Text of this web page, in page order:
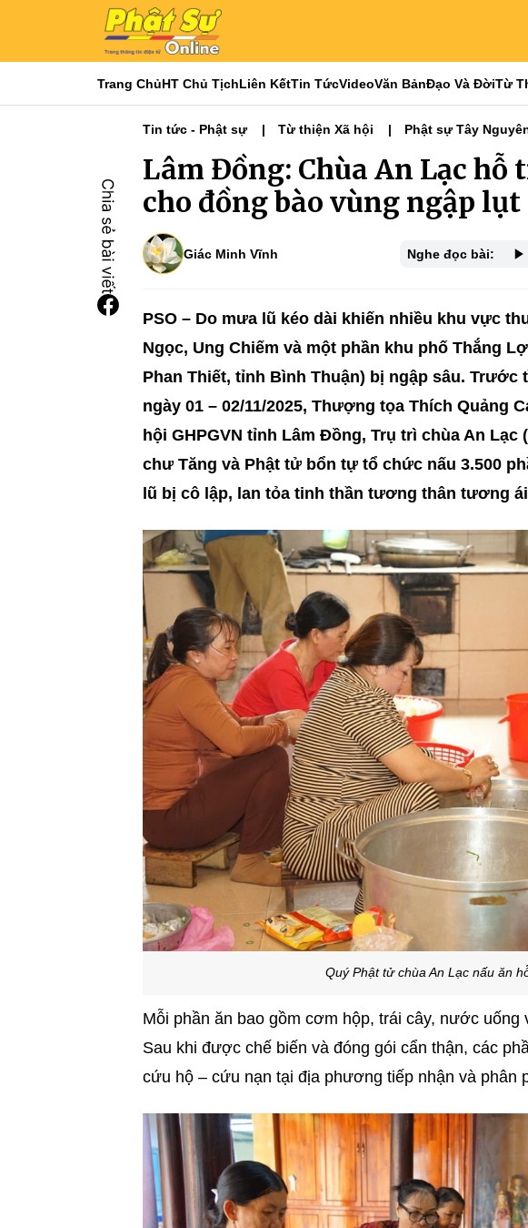
Trang ChủHT Chủ TịchLiên KếtTin TứcVideoVăn BảnĐạo Và ĐờiTừ
Tin tức - Phật sự Từ thiện Xã hội Phật sự Tây
Lâm Đồng: Chùa An Lạc hỗ
cho đồng bào vùng ngập lụt
Giác Minh Vĩnh Nghe đọc bài:
PSO – Do mưa lũ kéo dài khiến nhiều khu vực
Ngọc, Ung Chiếm và một phần khu phố Thắng
Phan Thiết, tỉnh Bình Thuận) bị ngập sâu. Trước
ngày 01 – 02/11/2025, Thượng tọa Thích Quảng
hội GHPGVN tỉnh Lâm Đồng, Trụ trì chùa An
chư Tăng và Phật tử bổn tự tổ chức nấu 3.500
lũ bị cô lập, lan tỏa tinh thần tương thân tương
Quý Phật tử chùa An Lạc nấu ăn
Mỗi phần ăn bao gồm cơm hộp, trái cây, nước uống
Sau khi được chế biến và đóng gói cẩn thận, các
cứu hộ – cứu nạn tại địa phương tiếp nhận và phân